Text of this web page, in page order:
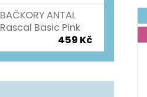
BAČKORY ANTAL
Rascal Basic Pink
459 Kč